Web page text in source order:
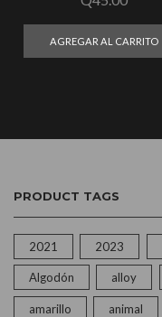
AGREGAR AL CARRITO
PRODUCT TAGS
2021 2023
Algodón alloy
amarillo animal